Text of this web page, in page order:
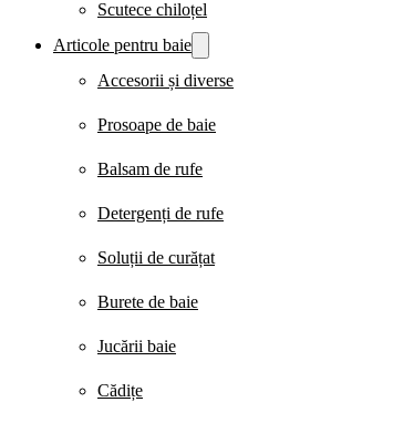
Scutece chiloțel
Articole pentru baie
Accesorii și diverse
Prosoape de baie
Balsam de rufe
Detergenți de rufe
Soluții de curățat
Burete de baie
Jucării baie
Cădițe